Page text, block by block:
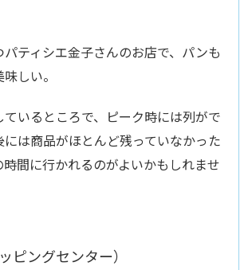
ティシエ金子さんのお店で、パンも
しい。
いるところで、ピーク時には列がで
は商品がほとんど残っていなかった
間に行かれるのがよいかもしれませ
ピングセンター）